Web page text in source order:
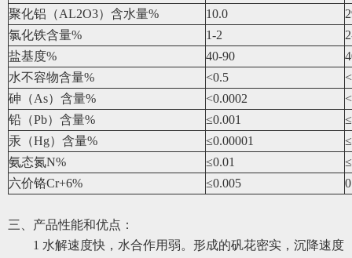
聚化铝（AL2O3）含水量%
10.0
氯化铁含量%
1-2
盐基度%
40-90
水不容物含量%
<0.5
砷（As）含量%
<0.0002
铅（Pb）含量%
≤0.001
汞（Hg）含量%
≤0.00001
氨态氮N%
≤0.01
六价铬Cr+6%
≤0.005
三、产品性能和优点：
1 水解速度快，水合作用弱。形成的矾花密实，沉降速度